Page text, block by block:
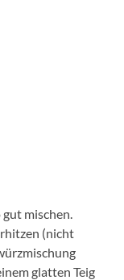
mischen.
(nicht
glatten Teig